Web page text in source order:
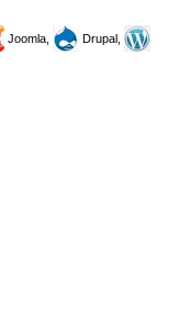
Joomla,
Drupal,